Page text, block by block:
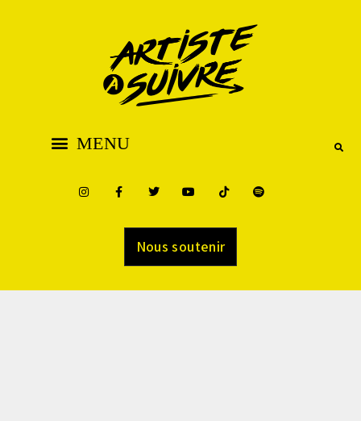
Nous soutenir